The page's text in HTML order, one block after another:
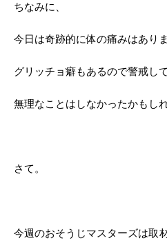
ちなみに、
今日は奇跡的に体の痛みはあり
グリッチョ癖もあるので警戒し
無理なことはしなかったかもし
さて。
今週のおそうじマスターズは取